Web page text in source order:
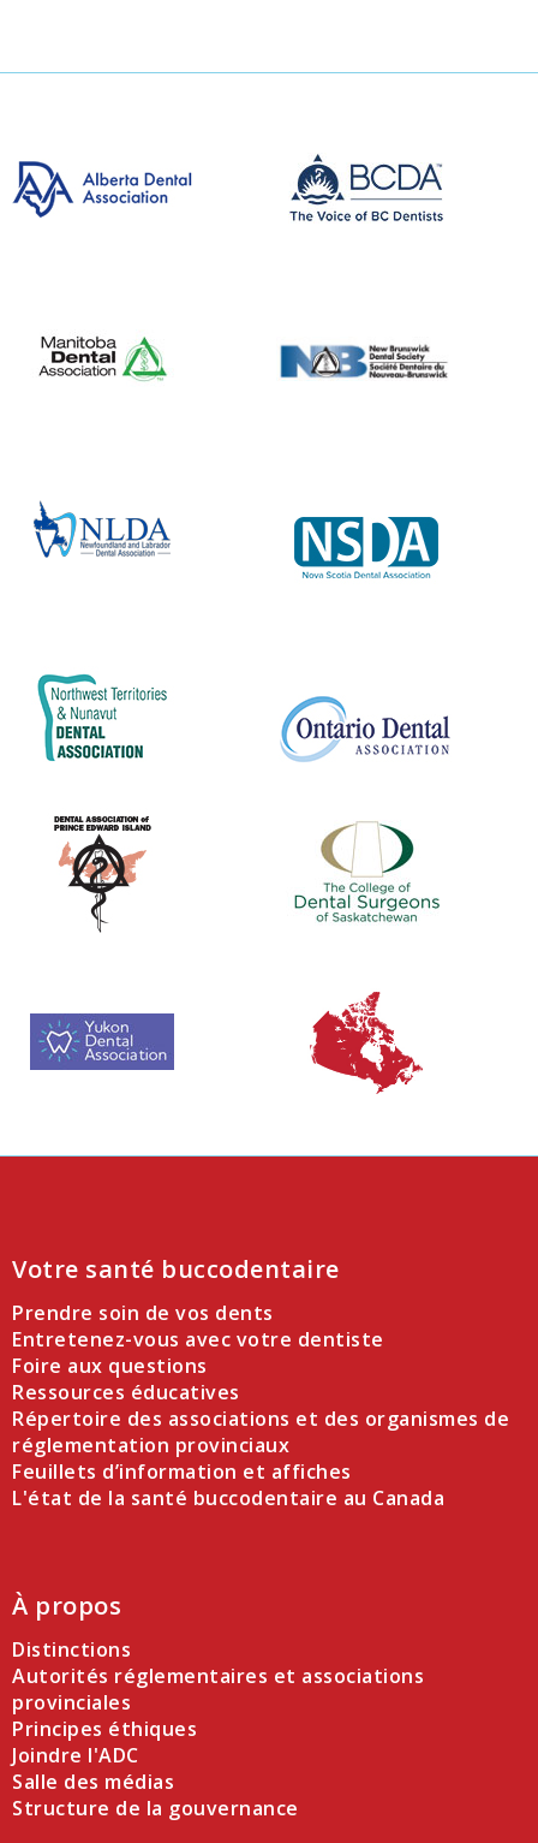
Votre santé buccodentaire
Prendre soin de vos dents
Entretenez-vous avec votre dentiste
Foire aux questions
Ressources éducatives
Répertoire des associations et des organismes de
réglementation provinciaux
Feuillets d’information et affiches
L'état de la santé buccodentaire au Canada
À propos
Distinctions
Autorités réglementaires et associations
provinciales
Principes éthiques
Joindre l'ADC
Salle des médias
Structure de la gouvernance